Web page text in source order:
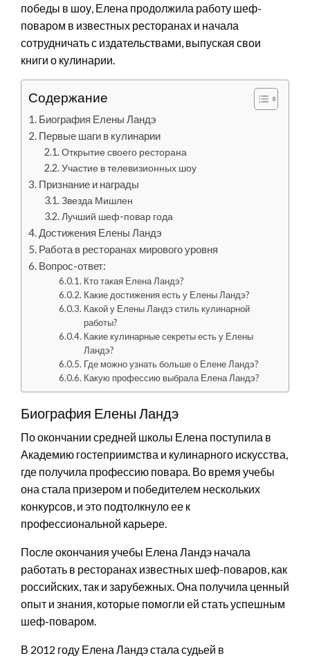
победы в шоу, Елена продолжила работу шеф-
поваром в известных ресторанах и начала
сотрудничать с издательствами, выпуская свои
книги о кулинарии.
Содержание
Биография Елены Ландэ
Первые шаги в кулинарии
Открытие своего ресторана
Участие в телевизионных шоу
Признание и награды
Звезда Мишлен
Лучший шеф-повар года
Достижения Елены Ландэ
Работа в ресторанах мирового уровня
Вопрос-ответ:
Кто такая Елена Ландэ?
Какие достижения есть у Елены Ландэ?
Какой у Елены Ландэ стиль кулинарной
работы?
Какие кулинарные секреты есть у Елены
Ландэ?
Где можно узнать больше о Елене Ландэ?
Какую профессию выбрала Елена Ландэ?
Биография Елены Ландэ
По окончании средней школы Елена поступила в
Академию гостеприимства и кулинарного искусства,
где получила профессию повара. Во время учебы
она стала призером и победителем нескольких
конкурсов, и это подтолкнуло ее к
профессиональной карьере.
После окончания учебы Елена Ландэ начала
работать в ресторанах известных шеф-поваров, как
российских, так и зарубежных. Она получила ценный
опыт и знания, которые помогли ей стать успешным
шеф-поваром.
В 2012 году Елена Ландэ стала судьей в